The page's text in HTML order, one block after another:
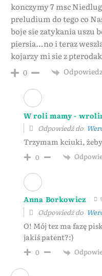
konczymy 7 msc
preludium do tego co
boje sie zatykania uszu
piersia…no i teraz
kojarzy mi sie z
0
W roli mamy -
Odpowiedź do
Trzymam kciuki,
0
Anna Borkowicz
Odpowiedź do
O! Mój tez ma fazę
jakiś patent?:)
0